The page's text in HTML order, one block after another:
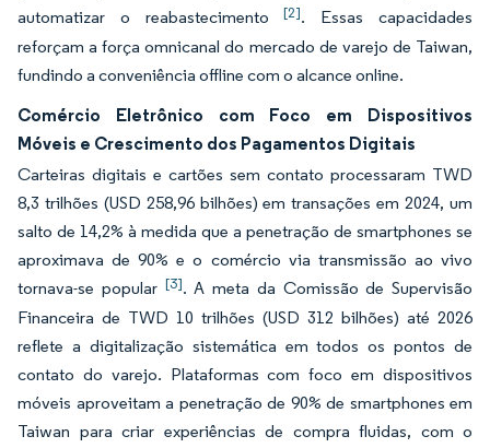
automatizar o reabastecimento[2]. Essas capacidades
reforçam a força omnicanal do mercado de varejo de Taiwan,
fundindo a conveniência offline com o alcance online.
Comércio Eletrônico com Foco em Dispositivos
Móveis e Crescimento dos Pagamentos Digitais
Carteiras digitais e cartões sem contato processaram TWD
8,3 trilhões (USD 258,96 bilhões) em transações em 2024, um
salto de 14,2% à medida que a penetração de smartphones se
aproximava de 90% e o comércio via transmissão ao vivo
tornava-se popular [3]. A meta da Comissão de Supervisão
Financeira de TWD 10 trilhões (USD 312 bilhões) até 2026
reflete a digitalização sistemática em todos os pontos de
contato do varejo. Plataformas com foco em dispositivos
móveis aproveitam a penetração de 90% de smartphones em
Taiwan para criar experiências de compra fluidas, com o